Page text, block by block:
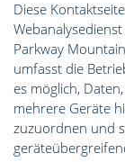
Diese
Parkway
umfasst die
es möglich,
mehrere Geräte
zuzuordnen und